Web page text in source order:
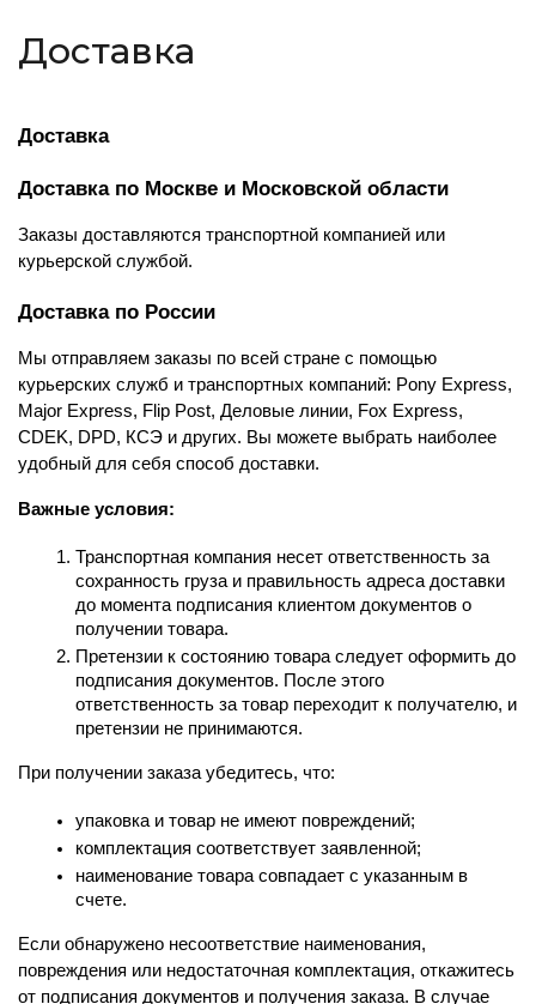
Доставка
Доставка
Доставка по Москве и Московской области
Заказы доставляются транспортной компанией или
курьерской службой.
Доставка по России
Мы отправляем заказы по всей стране с помощью
курьерских служб и транспортных компаний: Pony Express,
Major Express, Flip Post, Деловые линии, Fox Express,
CDEK, DPD, КСЭ и других. Вы можете выбрать наиболее
удобный для себя способ доставки.
Важные условия:
Транспортная компания несет ответственность за
сохранность груза и правильность адреса доставки
до момента подписания клиентом документов о
получении товара.
Претензии к состоянию товара следует оформить до
подписания документов. После этого
ответственность за товар переходит к получателю, и
претензии не принимаются.
При получении заказа убедитесь, что:
упаковка и товар не имеют повреждений;
комплектация соответствует заявленной;
наименование товара совпадает с указанным в
счете.
Если обнаружено несоответствие наименования,
повреждения или недостаточная комплектация, откажитесь
от подписания документов и получения заказа. В случае